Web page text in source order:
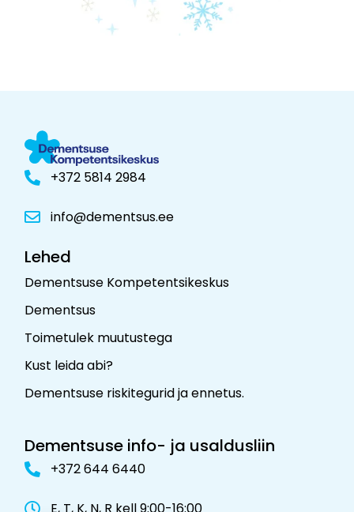
+372 5814 2984
info@dementsus.ee
Lehed
Dementsuse Kompetentsikeskus
Dementsus
Toimetulek muutustega
Kust leida abi?
Dementsuse riskitegurid ja ennetus.
Dementsuse info- ja usaldusliin
+372 644 6440